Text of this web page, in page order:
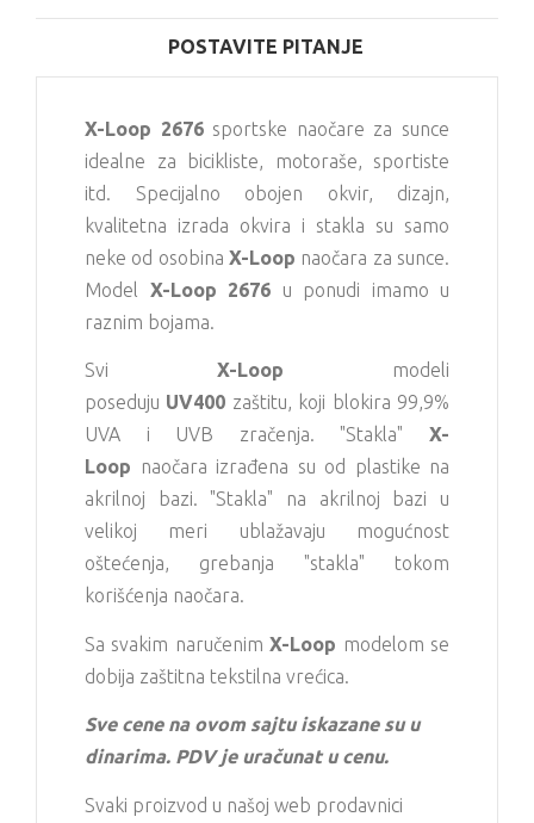
POSTAVITE PITANJE
X-Loop 2676sportske naočare za sunce
idealne za bicikliste, motoraše, sportiste
itd. Specijalno obojen okvir, dizajn,
kvalitetna izrada okvira i stakla su samo
neke od osobina X-Loop naočara za sunce.
Model X-Loop 2676 u ponudi imamo u
raznim bojama.
Svi X-Loop modeli
poseduju UV400 zaštitu, koji blokira 99,9%
UVA i UVB zračenja. "Stakla" X-
Loop naočara izrađena su od plastike na
akrilnoj bazi. "Stakla" na akrilnoj bazi u
velikoj meri ublažavaju mogućnost
oštećenja, grebanja "stakla" tokom
korišćenja naočara.
Sa svakim naručenim X-Loop modelom se
dobija zaštitna tekstilna vrećica.
Sve cene na ovom sajtu iskazane su u
dinarima. PDV je uračunat u cenu.
Svaki proizvod u našoj web prodavnici